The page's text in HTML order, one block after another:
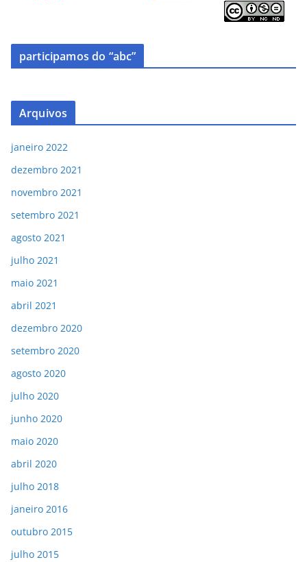
participamos do “abc”
Arquivos
janeiro 2022
dezembro 2021
novembro 2021
setembro 2021
agosto 2021
julho 2021
maio 2021
abril 2021
dezembro 2020
setembro 2020
agosto 2020
julho 2020
junho 2020
maio 2020
abril 2020
julho 2018
janeiro 2016
outubro 2015
julho 2015